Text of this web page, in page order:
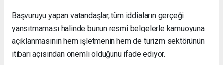
Başvuruyu yapan vatandaşlar, tüm iddiaların gerçeği
yansıtmaması halinde bunun resmi belgelerle kamuoyuna
açıklanmasının hem işletmenin hem de turizm sektörünün
itibarı açısından önemli olduğunu ifade ediyor.